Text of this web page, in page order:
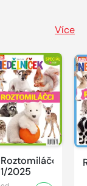
Více
Roztomiláčci
1/2025